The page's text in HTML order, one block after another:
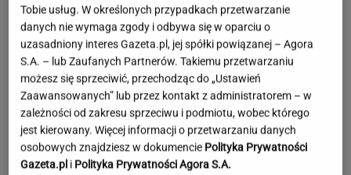
Mandaryna o mamie byłego
męża po ich wielkim powrocie. Tego nie
ukrywa
Tobie usług. W określonych przypadkach przetwarzanie
danych nie wymaga zgody i odbywa się w oparciu o
uzasadniony interes Gazeta.pl, jej spółki powiązanej – Agora
S.A. – lub Zaufanych Partnerów. Takiemu przetwarzaniu
możesz się sprzeciwić, przechodząc do „Ustawień
Zaawansowanych” lub przez kontakt z administratorem – w
zależności od zakresu sprzeciwu i podmiotu, wobec którego
jest kierowany. Więcej informacji o przetwarzaniu danych
osobowych znajdziesz w dokumencie Polityka Prywatności
Gazeta.pl i Polityka Prywatności Agora S.A.